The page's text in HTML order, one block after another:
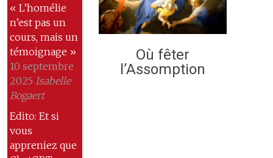
« L’homélie
n’est pas un
cours, mais un
témoignage »
10 septembre
2025 Isabelle
Bogaert
Edito: Et si
vous
appreniez que
Où fêter
l’Assomption